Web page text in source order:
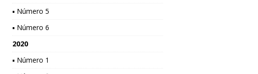
▪ Número 5
▪ Número 6
2020
▪ Número 1